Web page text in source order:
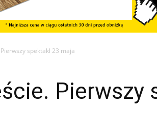
spektakl 23 maja
Pierwszy